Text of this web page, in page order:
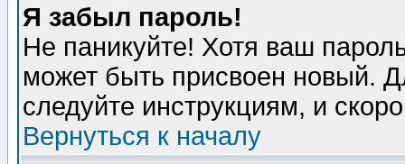
Я забыл пароль!
Не паникуйте! Хотя ваш
может быть присвоен новый.
следуйте инструкциям, и
Вернуться к началу